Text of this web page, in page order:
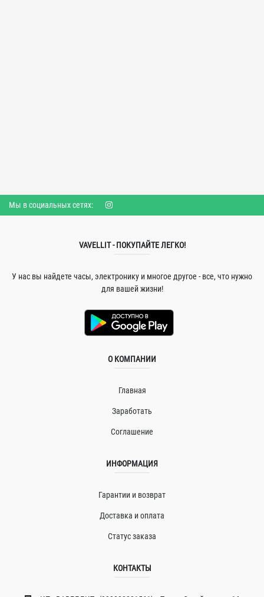
Мы в социальных сетях:
VAVELLIT - ПОКУПАЙТЕ ЛЕГКО!
У нас вы найдете часы, электронику и многое другое - все, что нужно
для вашей жизни!
О КОМПАНИИ
Главная
Заработать
Соглашение
ИНФОРМАЦИЯ
Гарантии и возврат
Доставка и оплата
Статус заказа
КОНТАКТЫ